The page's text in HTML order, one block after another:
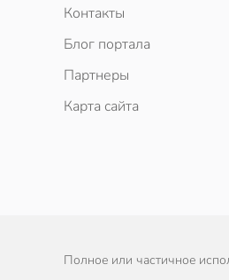
Контакты
Блог портала
Партнеры
Карта сайта
Полное или частичное